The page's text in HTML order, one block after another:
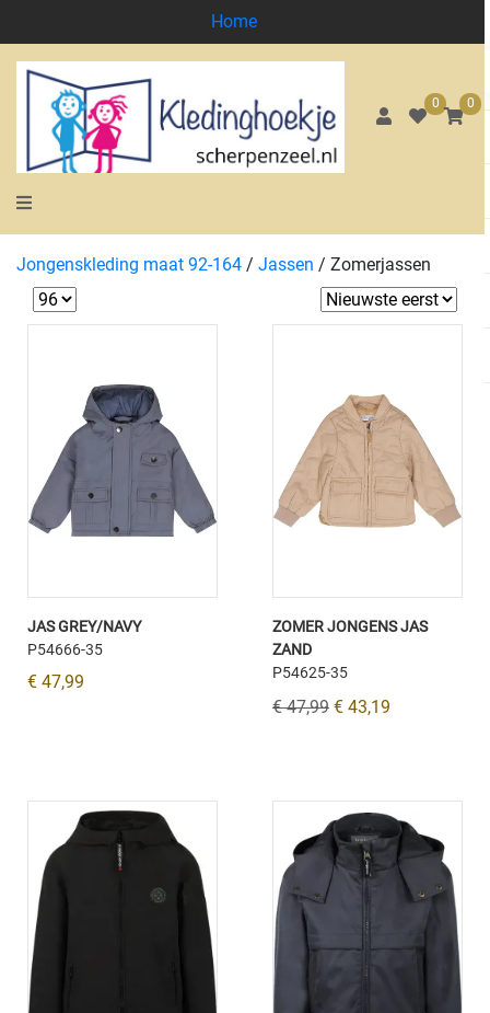
Home
0 0
Jongenskleding maat 92-164 / Jassen / Zomerjassen
JAS GREY/NAVY
P54666-35
€ 47,99
ZOMER JONGENS JAS
ZAND
P54625-35
€ 47,99 € 43,19